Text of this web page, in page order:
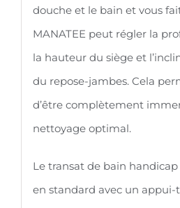
douche et le bain et vous
MANATEE peut régler la
la hauteur du siège et
du repose-jambes. Cela
d’être complètement
nettoyage optimal.
Le transat de bain handicap
en standard avec un appui-